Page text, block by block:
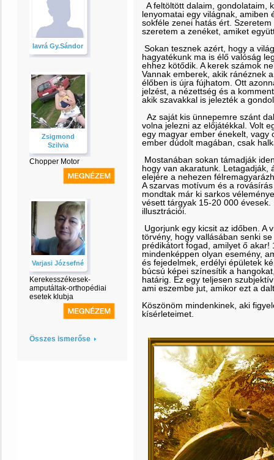
Iavrá Gy.Sándor
Zsigmond
Szilvia
Chopper Motor
Varjasi Józsefné
Kerekesszékesek-
amputáltak-orthopédiai
esetek klubja
Összes ismerőse
A feltöltött dalaim, gondolataim,
lenyomatai egy világnak, amiben
sokféle zenei hatás ért.
szeretem a zenéket, amiket
Sokan tesznek azért, hogy a
hagyatékunk ma is élő valóság
ehhez kötődik. A kerek számok
Vannak emberek, akik ránéznek
élőben is újra fújhatom. Ott
jelzést, a nézettség és a
akik szavakkal is jelezték a
Az saját kis ünnepemre szánt
volna jelezni az előjátékkal. Volt
egy magyar ember énekelt, vagy
ember dúdolt magában, csak
Mostanában sokan támadják
hogy van akaratunk. Letagadják,
elejére a nehezen
A szarvas motívum és a
mondtak már ki sarkos
vésett tárgyak 15-20 000
illusztrációi.
Ugorjunk egy kicsit az időben. A
törvény, hogy vallásában senki
prédikátort fogad, amilyet ő
mindenképpen olyan esemény,
és fejedelmek, erdélyi épületek
búcsú képei színesítik a
határig. Ez egy teljesen
ami eszembe jut, amikor ezt a
Köszönöm mindenkinek, aki
kísérleteimet.